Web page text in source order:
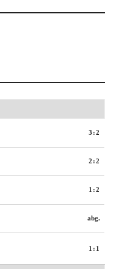
3:2
2:2
1:2
abg.
1:1